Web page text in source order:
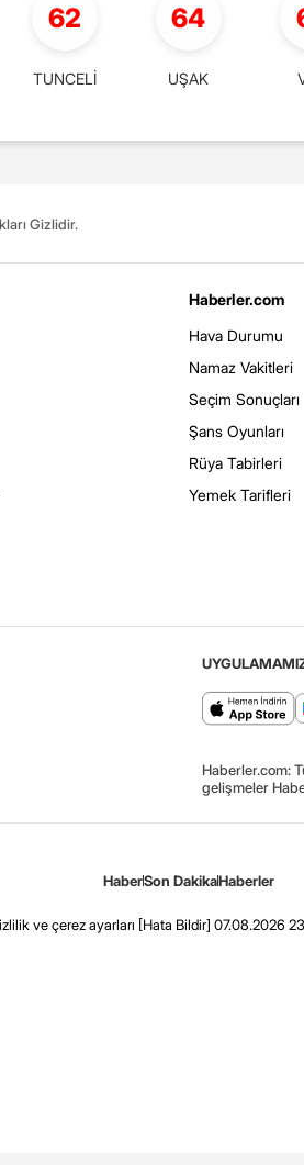
62
TUNCELİ
64
UŞAK
Gizlidir.
Haberler.com
Hava Durumu
Namaz Vakitleri
Seçim Sonuçları
Şans Oyunları
Rüya Tabirleri
Yemek Tarifleri
Haberler.com:
gelişmeler
HaberSon DakikaHaberler
ve çerez ayarları [Hata Bildir] 07.08.2026